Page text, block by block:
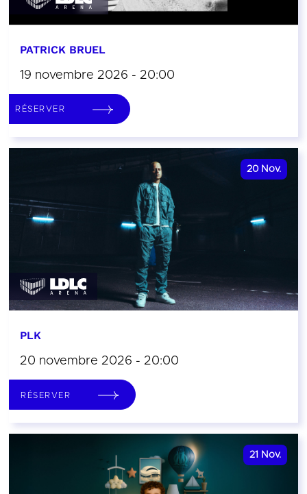
PATRICK BRUEL
19 novembre 2026 - 20:00
RÉSERVER
20 Nov.
PLK
20 novembre 2026 - 20:00
RÉSERVER
21 Nov.